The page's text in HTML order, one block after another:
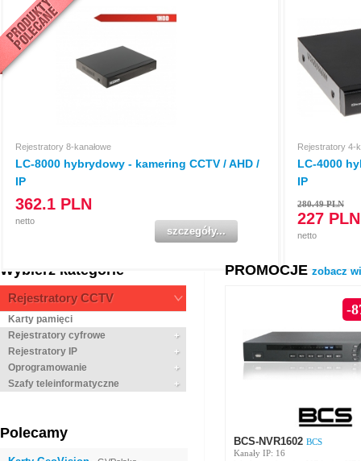
Rejestratory 8-kanałowe
LC-8000 hybrydowy - kamering CCTV / AHD /
IP
362.1 PLN
netto
szczegóły...
Rejestratory 4-
LC-4000
IP
280.49 PLN
227 PLN
netto
Wybierz kategorie
Rejestratory CCTV
Karty pamięci
Rejestratory cyfrowe
Rejestratory IP
Oprogramowanie
Szafy teleinformatyczne
Polecamy
PROMOCJE zobacz
BCS-NVR1602 BCS
Kanały IP: 16
-